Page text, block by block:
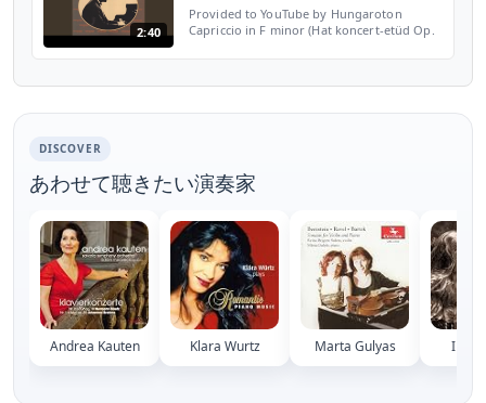
2:40
Provided to YouTube by Hungaroton
Capriccio in F minor (Hat koncert-etüd Op.
DISCOVER
あわせて聴きたい演奏家
Andrea Kauten Klara Wurtz Marta Gulyas Irene